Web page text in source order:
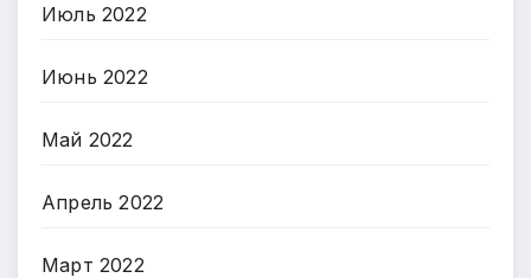
Июль 2022
Июнь 2022
Май 2022
Апрель 2022
Март 2022